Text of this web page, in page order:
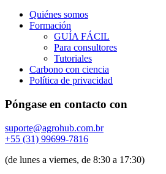
Quiénes somos
Formación
GUÍA FÁCIL
Para consultores
Tutoriales
Carbono con ciencia
Política de privacidad
Póngase en contacto con
suporte@agrohub.com.br
+55 (31) 99699-7816
(de lunes a viernes, de 8:30 a 17:30)